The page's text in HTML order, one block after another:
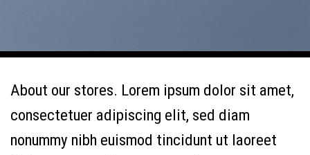
About our stores. Lorem ipsum dolor sit amet,
consectetuer adipiscing elit, sed diam
nonummy nibh euismod tincidunt ut laoreet